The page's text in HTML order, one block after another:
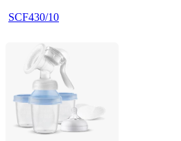
SCF430/10